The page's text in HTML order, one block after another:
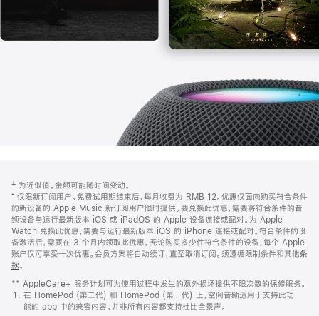
页
页
脚
注
‡ 为近似值。金额可能随时间变动。
⁺ 仅限新订阅用户。免费试用期结束后，每月收费为 RMB 12。优惠仅面向购买符合条件
的新设备的 Apple Music 新订阅用户限时提供。要兑换此优惠，需要将符合条件的音
频设备与运行最新版本 iOS 或 iPadOS 的 Apple 设备连接或配对。为 Apple
Watch 兑换此优惠，需要与运行最新版本 iOS 的 iPhone 连接或配对。符合条件的设
备激活后，需要在 3 个月内领取此优惠。无论购买多少件符合条件的设备，每个 Apple
账户仅可享受一次优惠。会员方案将自动续订，直至取消订阅。须遵循限制条件和其他条
款。
窗
口
中
** AppleCare+ 服务计划可为使用过程中发生的意外损坏提供不限次数的保修服务。
在 HomePod (第二代) 和 HomePod (第一代) 上，空间音频适用于支持此功
能的 app 中的兼容内容。并非所有内容都支持杜比全景声。